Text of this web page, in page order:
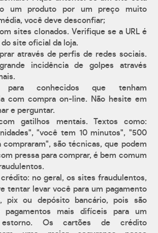
um produto por um preço muito
você deve desconfiar;
sites clonados. Verifique se a URL é
site oficial da loja.
através de perfis de redes sociais.
incidência de golpes através
para conhecidos que tenham
com compra on-line. Não hesite em
e perguntar.
gatilhos mentais. Textos como:
"você tem 10 minutos", "500
compraram", são técnicas, que podem
pressa para comprar, é bem comum
no geral, os sites fraudulentos,
tentar levar você para um pagamento
pix ou depósito bancário, pois são
pagamentos mais difíceis para um
estorno. Os cartões de crédito